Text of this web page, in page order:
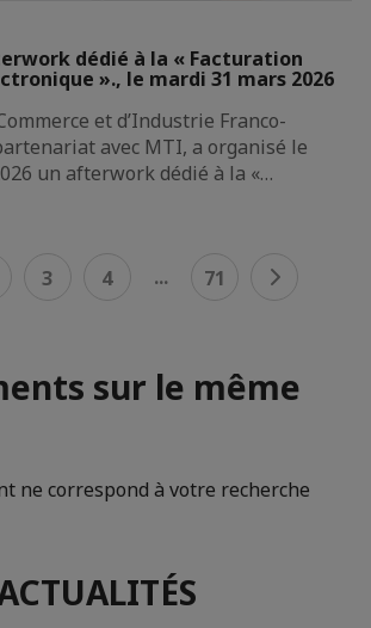
dédié à la « Facturation
»., le mardi 31 mars 2026
et d’Industrie Franco-
avec MTI, a organisé le
un afterwork dédié à la «…
3 4 ... 71
sur le même
ne correspond à votre recherche